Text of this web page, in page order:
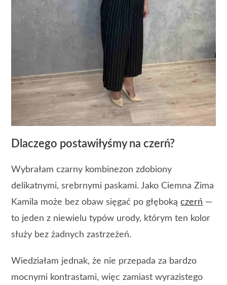
Dlaczego postawiłyśmy na czerń?
Wybrałam czarny kombinezon zdobiony
delikatnymi, srebrnymi paskami. Jako Ciemna Zima
Kamila może bez obaw sięgać po głębokączerń —
to jeden z niewielu typów urody, którym ten kolor
służy bez żadnych zastrzeżeń.
Wiedziałam jednak, że nie przepada za bardzo
mocnymi kontrastami, więc zamiast wyrazistego